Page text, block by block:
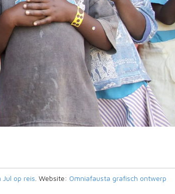
Jul op reis . Website: Omniafausta grafisch ontwerp